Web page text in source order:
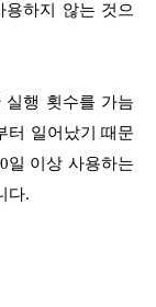
용하지 않는 것으
행 횟수를 가늠
터 일어났기 때문
일 이상 사용하는
다.